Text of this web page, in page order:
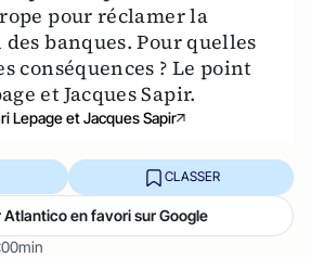
pour réclamer la
banques. Pour quelles
conséquences ? Le point
et Jacques Sapir.
Lepage et Jacques Sapir
CLASSER
en favori sur Google